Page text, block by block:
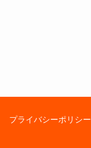
プライバシーポリシー